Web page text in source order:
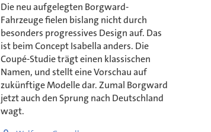
Die neu aufgelegten Borgward-
Fahrzeuge fielen bislang nicht durch
besonders progressives Design auf. Das
ist beim Concept Isabella anders. Die
Coupé-Studie trägt einen klassischen
Namen, und stellt eine Vorschau auf
zukünftige Modelle dar. Zumal Borgward
jetzt auch den Sprung nach Deutschland
wagt.